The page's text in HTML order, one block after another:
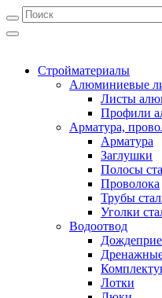
Стройматериалы
Алюминиевые
Листы
Профили
Арматура,
Арматура
Заглушки
Полосы
Проволока
Трубы
Уголки
Водоотвод
Лотки